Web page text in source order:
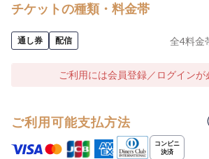
チケットの種類・料金帯
通し券 配信 全4料金
ご利用には会員登録／ログインが
ご利用可能支払方法